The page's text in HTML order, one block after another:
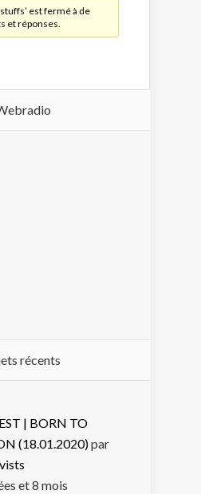
est fermé à de
et réponses.
récents
| BORN TO
(18.01.2020)par
et 8 mois